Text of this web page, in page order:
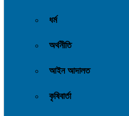
ধর্ম
অর্থনীতি
আইন আদালত
কৃষিবার্তা